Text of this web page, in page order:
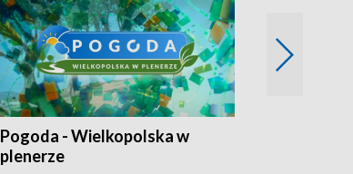
Pogoda - Wielkopolska w
plenerze